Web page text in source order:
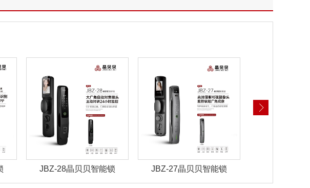
JBZ-28晶贝贝智能锁 JBZ-27晶贝贝智能锁